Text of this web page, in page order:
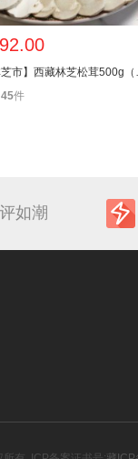
【林芝
45件
如潮